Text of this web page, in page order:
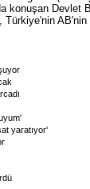
konuşan Devlet
AB'nin
yaratıyor'